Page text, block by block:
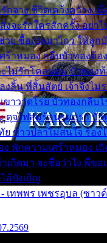
กจาง ชีวิตเคว้งคว้าง เ
จะรักใครสักครั้ง อย่า
วย ซื้อเปลมาไกว ให้ลูก
ร้าหมอง กลีบบัวทองต้อ
ไม่รักโคลนตม บัวทอง
งลิ้น ที่สิ้นสัตย์ เจ้าจึงไม่
ขาวาดโรย บัวทองกลีบ
ดุจไฟสุมร้อนรุมอุรา บัว
ย ข้าวปลาไม่สนใจ ร้อง
ง พักความเศร้าหมอง เ
าเกิดมา จะชื่อว่าไง พี่ข
อ้บังเอิญ
เทพพร เพชรอุบล (ซาว